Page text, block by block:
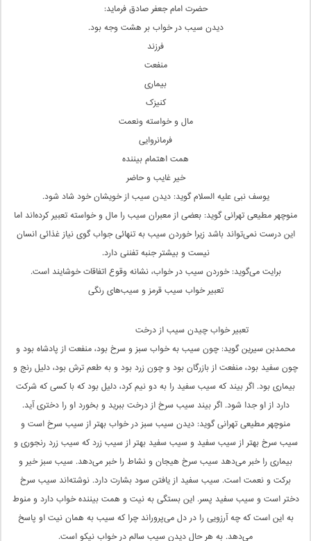
حضرت امام جعفر صادق فرماید:
دیدن سیب در خواب بر هشت وجه بود.
فرزند
منفعت
بیماری
کنیزک
مال و خواسته ونعمت
فرمانروایی
همت اهتمام بیننده
خیر غایب و حاضر
یوسف نبی علیه السلام گوید: دیدن سیب از خویشان خود شاد شود.
منوچهر مطیعی تهرانی گوید: بعضی از معبران سیب را مال و خواسته تعبیر کرده‌اند اما
این درست نمی‌تواند باشد زیرا خوردن سیب به تنهائی جواب گوی نیاز غذائی انسان
نیست و بیشتر جنبه تفننی دارد.
برایت می‌گوید: خوردن سیب در خواب، نشانه وقوع اتفاقات خوشایند است.
تعبیر خواب سیب ‌قرمز و سیب‌های رنگی
تعبیر خواب چیدن سیب از درخت
محمدبن سیرین گوید: چون سیب به خواب سبز و سرخ بود، منفعت از پادشاه بود و
چون سفید بود، منفعت از بازرگان بود و چون زرد بود و به طعم ترش بود، دلیل رنج و
بیماری بود. اگر بیند که سیب سفید را به دو نیم کرد، دلیل بود که با کسی که شرکت
دارد از او جدا شود. اگر بیند سیب سرخ از درخت ببرید و بخورد او را دختری آید.
منوچهر مطیعی تهرانی گوید: دیدن سیب سبز در خواب بهتر از سیب سرخ است و
سیب سرخ بهتر از سیب سفید و سیب سفید بهتر از سیب زرد که سیب زرد رنجوری و
بیماری را خبر می‌دهد سیب سرخ هیجان و نشاط را خبر می‌دهد. سیب سبز خیر و
برکت و نعمت است. سیب سفید از یافتن سود بشارت دارد. نوشته‌اند سیب سرخ
دختر است و سیب سفید پسر. این بستگی به نیت و همت بیننده خواب دارد و منوط
به این است که چه آرزویی را در دل می‌پروراند چرا که سیب به همان نیت او پاسخ
می‌دهد. به هر حال دیدن سیب سالم در خواب نیکو است.